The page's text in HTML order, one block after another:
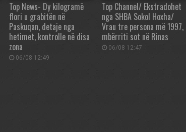
Top News- Dy kilogramë
flori u grabitën në
Paskuqan, detaje nga
hetimet, kontrolle në disa
zona
06/08 12:49
Top Channel/ Ekstradohet
nga SHBA Sokol Hoxha/
Vrau tre persona më 1997,
mbërriti sot në Rinas
06/08 12:47